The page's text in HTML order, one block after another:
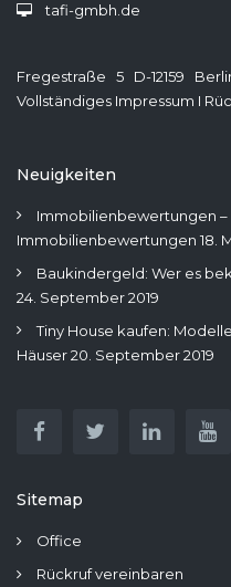
tafi-gmbh.de
Fregestraße 5 D-12159
Vollständiges Impressum I
Neuigkeiten
Immobilienbewertungen
Immobilienbewertungen 18.
Baukindergeld: Wer es
24. September 2019
Tiny House kaufen:
Häuser20. September 2019
Sitemap
Office
Rückruf vereinbaren